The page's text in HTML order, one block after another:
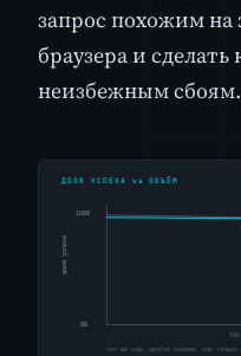
запрос похожим на
браузера и
неизбежным сбоям.